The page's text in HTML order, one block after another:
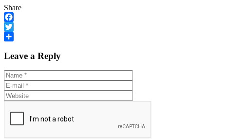
Share
Facebook
Twitter
Leave a Reply